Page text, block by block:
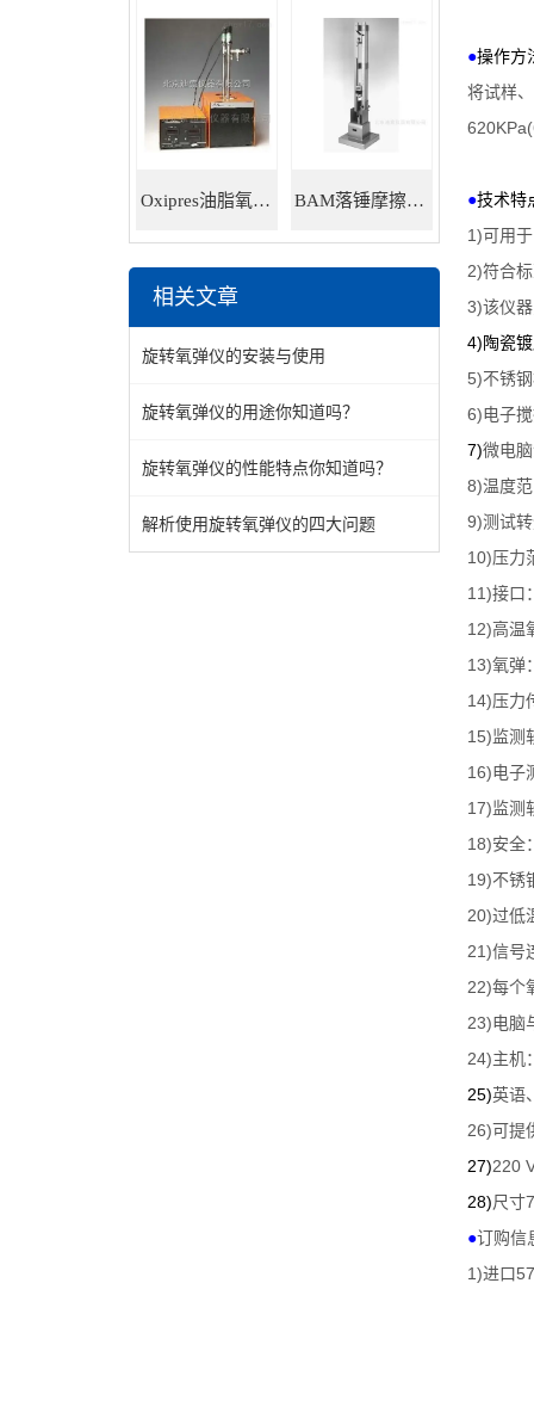
Oxipres油脂氧化稳定性仪 BAM落锤摩擦感度仪
相关文章
旋转氧弹仪的安装与使用
旋转氧弹仪的用途你知道吗？
旋转氧弹仪的性能特点你知道吗？
解析使用旋转氧弹仪的四大问题
●操作方
将试样
●技术特
1) 可用于
2)符合
3)该仪
4) 陶瓷
5)不锈
6)电子
7)微电
8)温度
9)测试
10)压力
11)接口
12)高温
13)氧弹
14)压力
15)监测
16)电子
17)监测
18)安全
19)不锈
20)过低
21)信号
22)每个
23)电脑
24)主机
25)英语
26) 可提
27)220
28)尺寸
●订购信
1)进口